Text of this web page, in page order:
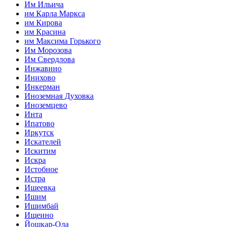
Им Ильича
им Карла Маркса
им Кирова
им Красина
им Максима Горького
Им Морозова
Им Свердлова
Инжавино
Инихово
Инкерман
Иноземная Духовка
Иноземцево
Инта
Ипатово
Иркутск
Искателей
Искитим
Искра
Истобное
Истра
Ишеевка
Ишим
Ишимбай
Ищеино
Йошкар-Ола